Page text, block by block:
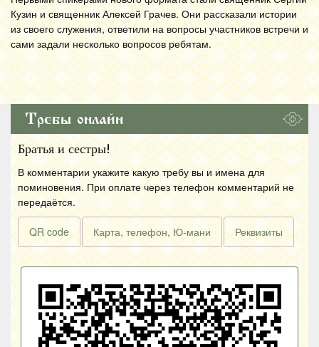
Кузин и священник Алексей Грачев. Они рассказали истории
из своего служения, ответили на вопросы участников встречи и
сами задали несколько вопросов ребятам.
Требы онлайн
Братья и сестры!
В комментарии укажите какую требу вы и имена для
поминовения. При оплате через телефон комментарий не
передаётся.
QR code Карта, телефон, Ю-мани Реквизиты